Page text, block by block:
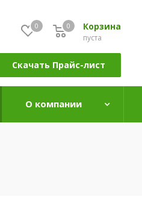
0 Корзина
0
пуста
0
Скачать Прайс-лист
О компании